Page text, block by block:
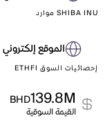
SHIBA INU موارد
الموقع إلكتروني
إحصائيات السوق ETHFI
139.8M
BHD
القيمة السوقية